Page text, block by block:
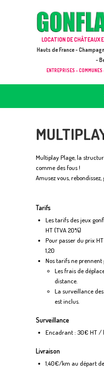
LOCATION DE CHÂTEAUX
Hauts de France -
-
ENTREPRISES -
ACCUEIL
JEUX À LOUER &
CATALOGUE /
DEMANDE DE
Multiplay Plage, la
comme des fous !
Amusez vous, rebondissez,
Tarifs
Les tarifs des jeux
HT (TVA 20%)
Pour passer du prix
1,20
Nos tarifs ne prennent
Les frais de
distance.
La surveillance
est inclus.
Surveillance
Encadrant : 30€ HT /
Livraison
1,40€/km au départ